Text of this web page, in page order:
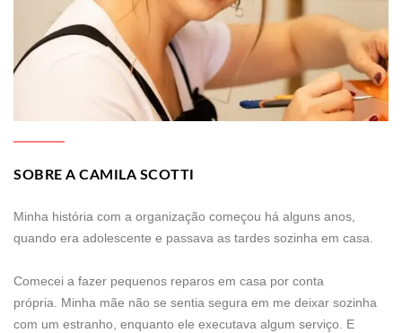
SOBRE A CAMILA SCOTTI
Minha história com a organização começou há alguns anos,
quando era adolescente e passava as tardes sozinha em casa.
Comecei a fazer pequenos reparos em casa por conta
própria. Minha mãe não se sentia segura em me deixar sozinha
com um estranho, enquanto ele executava algum serviço. E